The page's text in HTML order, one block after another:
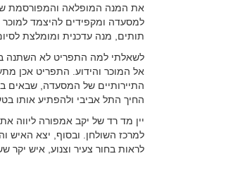
את המנה המופלאה והמפורסמת
למסעדה ומקפידים להיצמד למוכר
תותים, מנה עדכנית ומומלצת
לשאלתי למה התפריט לא השתנה
אל המוכר והידוע. התפריט אכן
התיירותיים של המסעדה, שבאים
החיך התל אביבי ולהפתיע אותו
יין מד רד של יקב אמפורה ליווה
למרכז השולחן. ובסוף, יצא האיש
לראות בחור צעיר וצנוע, איש